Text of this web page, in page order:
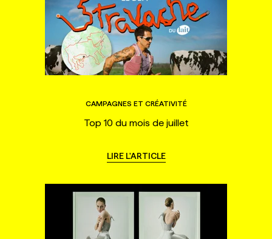
CAMPAGNES ET CRÉATIVITÉ
Top 10 du mois de juillet
LIRE L'ARTICLE